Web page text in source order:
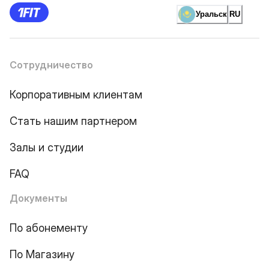
Уральск RU
Сотрудничество
Корпоративным клиентам
Стать нашим партнером
Залы и студии
FAQ
Документы
По абонементу
По Магазину